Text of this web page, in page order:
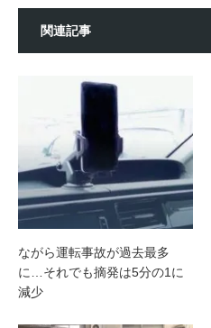
関連記事
ながら運転事故が過去最多
に…それでも摘発は5分の1に
減少